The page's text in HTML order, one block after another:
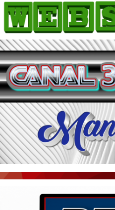
HOME
COMO ANUNCIAR
JORNAIS DO BRASIL
PODCAST/NOTÍCIAS
AS NOTÍCIAS DO DIA
ACONTECEU...VIROU MANCHETE!
BLOGS & COLUNAS
AGÊNCIA DE NOTÍCIAS
CNN BRASIL